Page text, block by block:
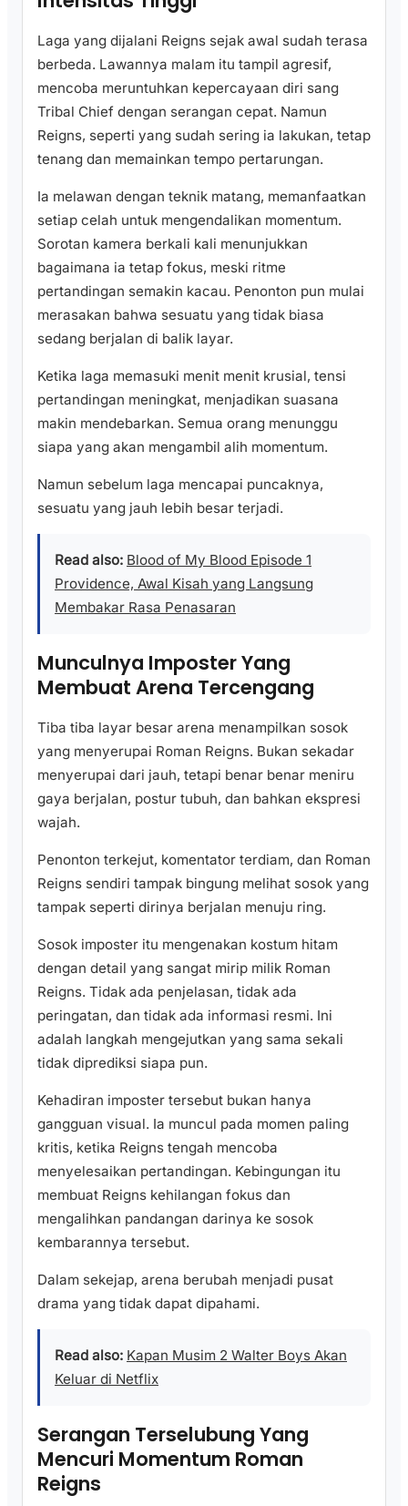
Laga yang dijalani Reigns sejak awal sudah terasa
berbeda. Lawannya malam itu tampil agresif,
mencoba meruntuhkan kepercayaan diri sang
Tribal Chief dengan serangan cepat. Namun
Reigns, seperti yang sudah sering ia lakukan, tetap
tenang dan memainkan tempo pertarungan.
Ia melawan dengan teknik matang, memanfaatkan
setiap celah untuk mengendalikan momentum.
Sorotan kamera berkali kali menunjukkan
bagaimana ia tetap fokus, meski ritme
pertandingan semakin kacau. Penonton pun mulai
merasakan bahwa sesuatu yang tidak biasa
sedang berjalan di balik layar.
Ketika laga memasuki menit menit krusial, tensi
pertandingan meningkat, menjadikan suasana
makin mendebarkan. Semua orang menunggu
siapa yang akan mengambil alih momentum.
Namun sebelum laga mencapai puncaknya,
sesuatu yang jauh lebih besar terjadi.
Read also: Blood of My Blood Episode 1
Providence, Awal Kisah yang Langsung
Membakar Rasa Penasaran
Munculnya Imposter Yang
Membuat Arena Tercengang
Tiba tiba layar besar arena menampilkan sosok
yang menyerupai Roman Reigns. Bukan sekadar
menyerupai dari jauh, tetapi benar benar meniru
gaya berjalan, postur tubuh, dan bahkan ekspresi
wajah.
Penonton terkejut, komentator terdiam, dan Roman
Reigns sendiri tampak bingung melihat sosok yang
tampak seperti dirinya berjalan menuju ring.
Sosok imposter itu mengenakan kostum hitam
dengan detail yang sangat mirip milik Roman
Reigns. Tidak ada penjelasan, tidak ada
peringatan, dan tidak ada informasi resmi. Ini
adalah langkah mengejutkan yang sama sekali
tidak diprediksi siapa pun.
Kehadiran imposter tersebut bukan hanya
gangguan visual. Ia muncul pada momen paling
kritis, ketika Reigns tengah mencoba
menyelesaikan pertandingan. Kebingungan itu
membuat Reigns kehilangan fokus dan
mengalihkan pandangan darinya ke sosok
kembarannya tersebut.
Dalam sekejap, arena berubah menjadi pusat
drama yang tidak dapat dipahami.
Read also: Kapan Musim 2 Walter Boys Akan
Keluar di Netflix
Serangan Terselubung Yang
Mencuri Momentum Roman
Reigns